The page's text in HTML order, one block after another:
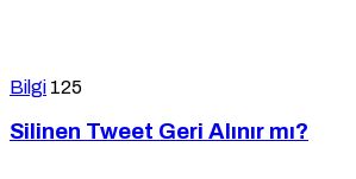
Bilgi 125
Silinen Tweet Geri Alınır mı?